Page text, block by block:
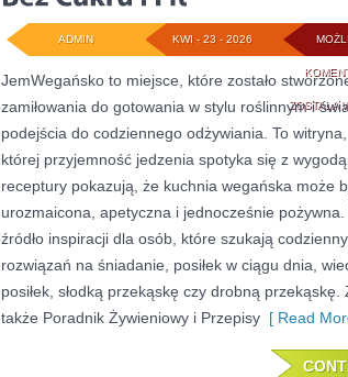
ZOSTAŁA
KWI - 23 - 2026
ADMIN
JemWegańsko to miejsce, które zostało
zamiłowania do gotowania w stylu roślinnym i
podejścia do codziennego odżywiania. To
której przyjemność jedzenia spotyka się z
receptury pokazują, że kuchnia wegańska może
urozmaicona, apetyczna i jednocześnie pożywna.
źródło inspiracji dla osób, które szukają
rozwiązań na śniadanie, posiłek w ciągu dnia,
posiłek, słodką przekąskę czy drobną przekąskę.
także Poradnik Żywieniowy i Przepisy [ Read